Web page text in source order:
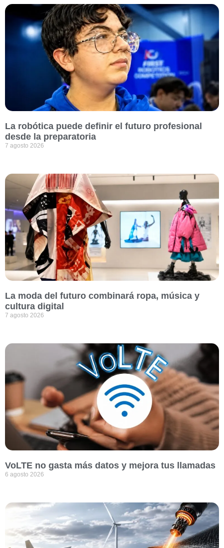
La robótica puede definir el futuro profesional
desde la preparatoria
7 agosto 2026
La moda del futuro combinará ropa, música y
cultura digital
7 agosto 2026
VoLTE no gasta más datos y mejora tus llamadas
6 agosto 2026